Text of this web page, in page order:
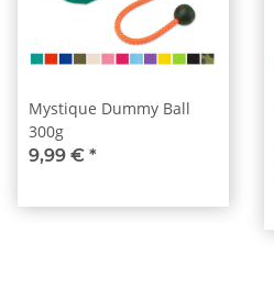
Mystique Dummy Ball
300g
9,99 € *